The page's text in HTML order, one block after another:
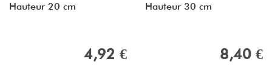
Hauteur 20 cm
4,92 €
Hauteur 30 cm
8,40 €